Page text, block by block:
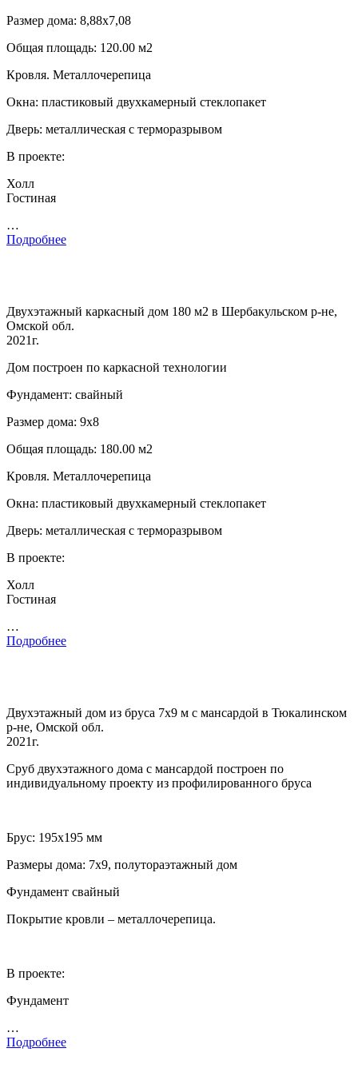
Размер дома: 8,88х7,08
Общая площадь: 120.00 м2
Кровля. Металлочерепица
Окна: пластиковый двухкамерный стеклопакет
Дверь: металлическая с терморазрывом
В проекте:
Холл
Гостиная
…
Подробнее
Двухэтажный каркасный дом 180 м2 в Шербакульском р-не,
Омской обл.
2021г.
Дом построен по каркасной технологии
Фундамент: свайный
Размер дома: 9х8
Общая площадь: 180.00 м2
Кровля. Металлочерепица
Окна: пластиковый двухкамерный стеклопакет
Дверь: металлическая с терморазрывом
В проекте:
Холл
Гостиная
…
Подробнее
Двухэтажный дом из бруса 7х9 м с мансардой в Тюкалинском
р-не, Омской обл.
2021г.
Сруб двухэтажного дома с мансардой построен по
индивидуальному проекту из профилированного бруса
Брус: 195х195 мм
Размеры дома: 7х9, полутораэтажный дом
Фундамент свайный
Покрытие кровли – металлочерепица.
В проекте:
Фундамент
…
Подробнее